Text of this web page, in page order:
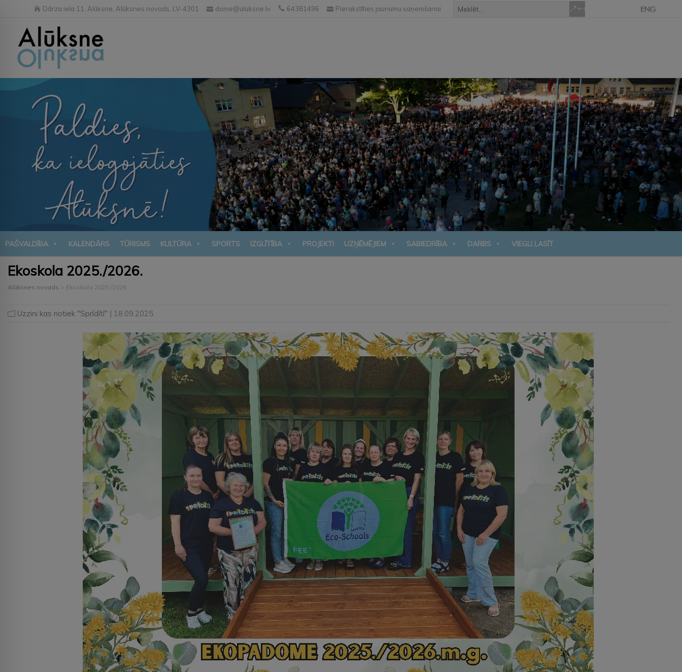
Dārza iela 11, Alūksne, Alūksnes novads, LV-4301 dome@aluksne.lv 64381496 Pierakstīties jaunumu saņemšanai
PAŠVALDĪBA KALENDĀRS TŪRISMS KULTŪRA SPORTS IZGLĪTĪBA PROJEKTI UZŅĒMĒJIEM SABIEDRĪBA DARBS VIEGLI LASĪT
Ekoskola 2025./2026.
Alūksnes novads > Ekoskola 2025./2026.
Uzzini kas notiek "Sprīdītī" | 18.09.2025